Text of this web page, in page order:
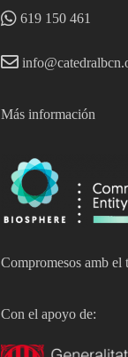
619 150 461
Más información
Compromesos amb el
Con el apoyo de: